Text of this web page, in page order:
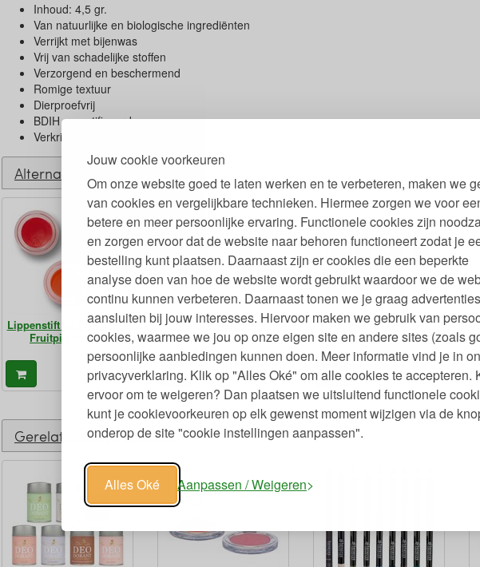
Jouw cookie voorkeuren
Om onze website goed te laten werken en te verbeteren, maken we
van cookies en vergelijkbare technieken. Hiermee zorgen we voor
betere en meer persoonlijke ervaring. Functionele cookies zijn
en zorgen ervoor dat de website naar behoren functioneert zodat je
bestelling kunt plaatsen. Daarnaast zijn er cookies die een beperkte
analyse doen van hoe de website wordt gebruikt waardoor we de
continu kunnen verbeteren. Daarnaast tonen we je graag
aansluiten bij jouw interesses. Hiervoor maken we gebruik van
cookies, waarmee we jou op onze eigen site en andere sites (zoals
persoonlijke aanbiedingen kunnen doen. Meer informatie vind je in
privacyverklaring. Klik op "Alles Oké" om alle cookies te accepteren.
ervoor om te weigeren? Dan plaatsen we uitsluitend functionele
kunt je cookievoorkeuren op elk gewenst moment wijzigen via de
onderop de site "cookie instellingen aanpassen".
Alles Oké Aanpassen / Weigeren
Inhoud: 4,5 gr.
Van natuurlijke en biologische ingrediënten
Verrijkt met bijenwas
Vrij van schadelijke stoffen
Verzorgend en beschermend
Romige textuur
Dierproefvrij
BDIH gecertificeerd
Verkrijgbaar in diverse tinten
Alternatieven
Lippenstift en Blush met
Fruitpigmenten
€24,95
Lipstick Anti-Aging met
Fruitpigmenten en
Granaatappelolie
€27,50
Matte Lipstick met
Fruitpigmenten en
Cacaoboter
€24,95
Gerelateerde producten